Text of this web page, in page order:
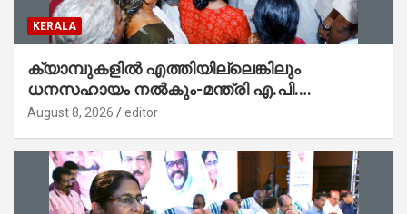
KERALA
ക്യാമ്പുകളിൽ എത്തിയില്ലെങ്കിലും
ധനസഹായം നൽകും-മന്ത്രി എ.പി.
അനിൽകുമാർ
August 8, 2026 editor